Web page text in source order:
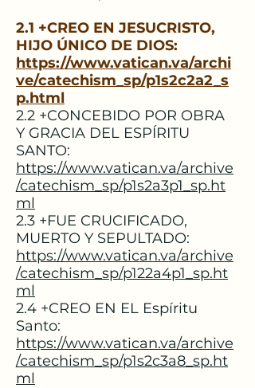
2.1 +CREO EN JESUCRISTO,
HIJO ÚNICO DE DIOS:
https://www.vatican.va/archi
ve/catechism_sp/p1s2c2a2_s
p.html
2.2 +CONCEBIDO POR OBRA
Y GRACIA DEL ESPÍRITU
SANTO:
https://www.vatican.va/archive
/catechism_sp/p1s2a3p1_sp.ht
ml
2.3 +FUE CRUCIFICADO,
MUERTO Y SEPULTADO:
https://www.vatican.va/archive
/catechism_sp/p122a4p1_sp.ht
ml
2.4 +CREO EN EL Espíritu
Santo:
https://www.vatican.va/archive
/catechism_sp/p1s2c3a8_sp.ht
ml